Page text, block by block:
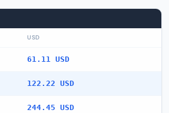
USD
61.11 USD
122.22 USD
244.45 USD